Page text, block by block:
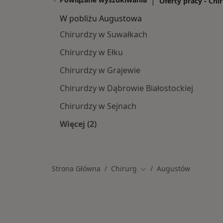
W pobliżu Augustowa
Chirurdzy w Suwałkach
Chirurdzy w Ełku
Chirurdzy w Grajewie
Chirurdzy w Dąbrowie Białostockiej
Chirurdzy w Sejnach
Więcej (2)
Strona Główna Chirurg Zmień miasto
Augustów